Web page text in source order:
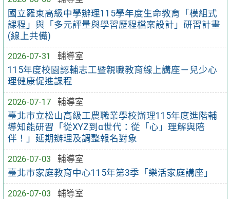
國立羅東高級中學辦理115學年度生命教育「模組式
課程」與「多元評量與學習歷程檔案設計」研習計畫
(線上共備)
2026-07-31
輔導室
115年度校園認輔志工暨親職教育線上講座－兒少心
理健康促進課程
2026-07-17
輔導室
臺北市立松山高級工農職業學校辦理115年度進階輔
導知能研習「從XYZ到α世代：從「心」理解與陪
伴！」延期辦理及調整報名對象
2026-07-03
輔導室
臺北市家庭教育中心115年第3季「樂活家庭講座」
2026-07-03
輔導室